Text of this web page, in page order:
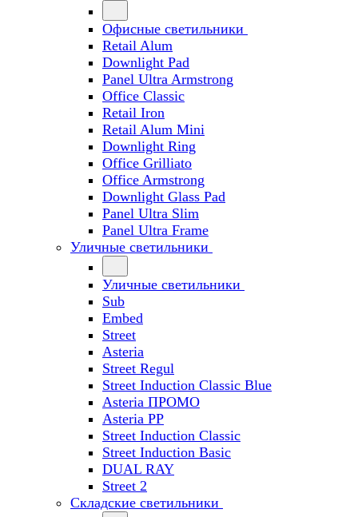
Офисные светильники
Retail Alum
Downlight Pad
Panel Ultra Armstrong
Office Classic
Retail Iron
Retail Alum Mini
Downlight Ring
Office Grilliato
Office Armstrong
Downlight Glass Pad
Panel Ultra Slim
Panel Ultra Frame
Уличные светильники
Уличные светильники
Sub
Embed
Street
Asteria
Street Regul
Street Induction Classic Blue
Asteria ПРОМО
Asteria PP
Street Induction Classic
Street Induction Basic
DUAL RAY
Street 2
Складские светильники